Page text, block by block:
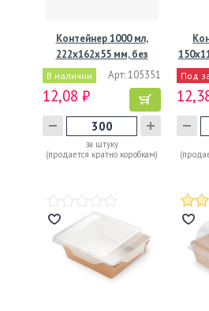
Контейнер 1000 мл,
222х162х55 мм, без
окна,…
В наличии Арт: 105351
12,08 ₽
за штуку
(продается кратно коробкам)
Под